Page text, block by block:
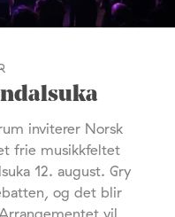
inviterer Norsk
frie musikkfeltet
12. august. Gry
og det blir
vil